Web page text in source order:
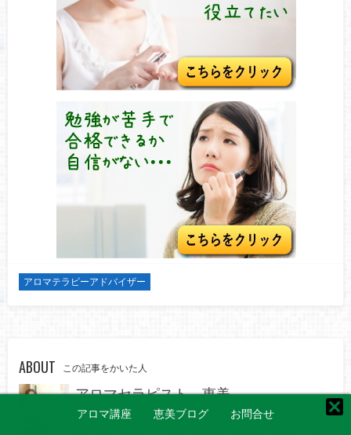
アロマテラピーアドバイザー
ABOUT この記事をかいた人
アロマセラピスト 恵美
2004年 春、初めて“精油”と出会ってから、香りの魅
アロマ講座 恵美ブログ お問合せ